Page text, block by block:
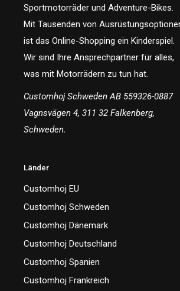
Sportmotorräder und Adventure-Bikes.
Mit Tausenden von
ist das Online-Shopping ein Kinderspiel.
Wir sind Ihre Ansprechpartner für alles,
was mit Motorrädern zu tun hat.
Customhoj Schweden AB 559326-0887
Vagnsvägen 4, 311 32 Falkenberg,
Schweden.
Länder
Customhoj EU
Customhoj Schweden
Customhoj Dänemark
Customhoj Deutschland
Customhoj Spanien
Customhoj Frankreich